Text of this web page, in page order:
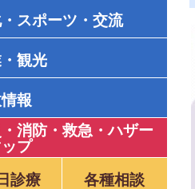
スポーツ・交流
観光
報
消防・救急 ・ハザー
ップ
診療
各種相談